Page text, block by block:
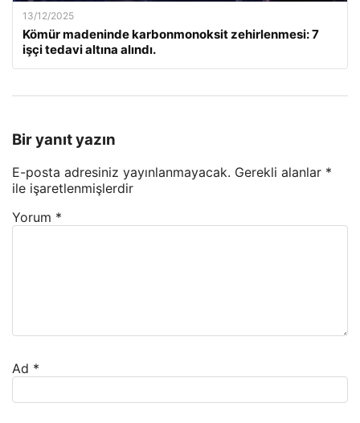
13/12/2025
Kömür madeninde karbonmonoksit zehirlenmesi: 7
işçi tedavi altına alındı.
Bir yanıt yazın
E-posta adresiniz yayınlanmayacak. Gerekli alanlar *
ile işaretlenmişlerdir
Yorum *
Ad *